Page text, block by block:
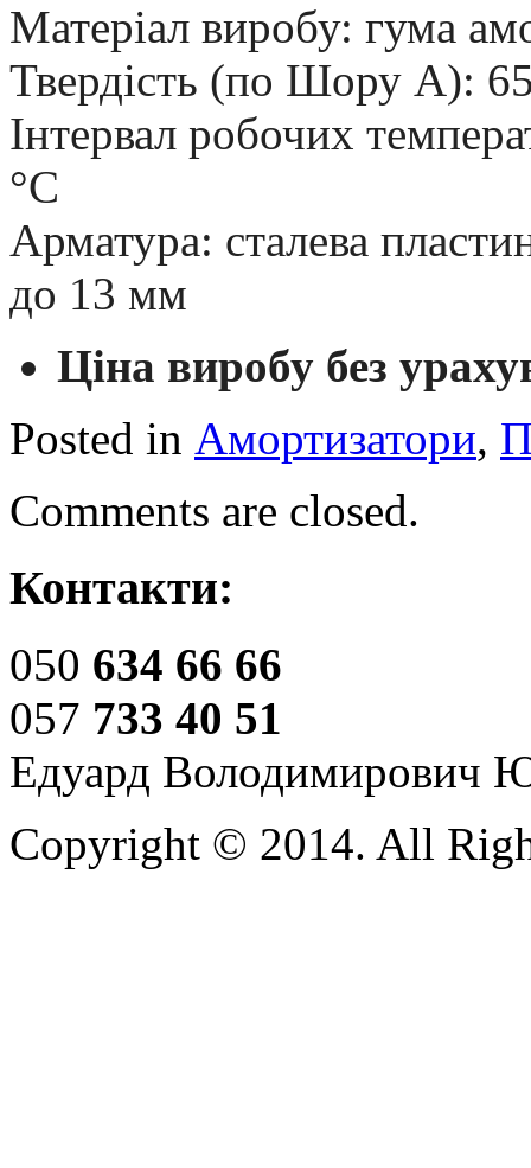
Матеріал виробу: гума
Твердість (по Шору А):
Інтервал робочих
°С
Арматура: сталева
до 13 мм
Ціна виробу без
Posted in Амортизатори,
Comments are closed.
Контакти:
050 634 66 66
057 733 40 51
Едуард Володимирович
Copyright © 2014. All